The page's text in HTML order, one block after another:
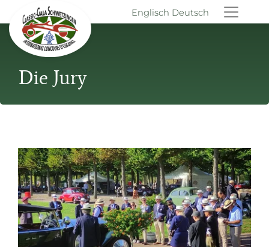
Englisch Deutsch
Die Jury